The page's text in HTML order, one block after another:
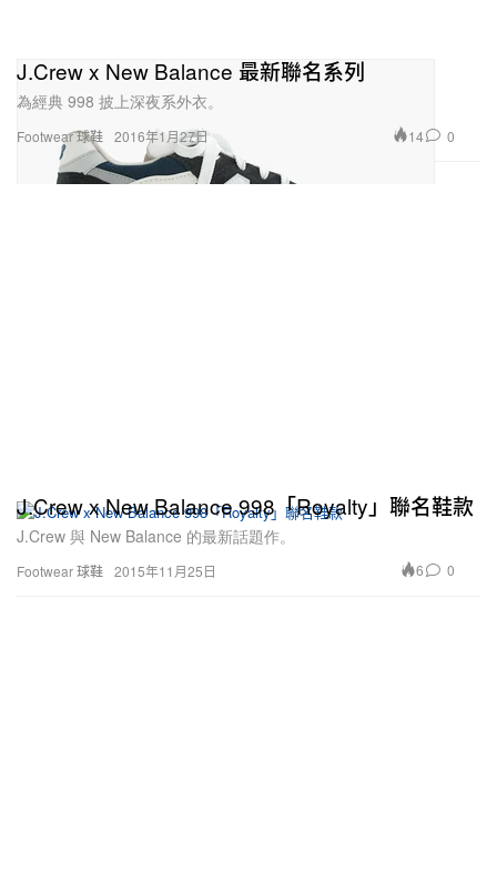
Footwear 球鞋
J.Crew x New Balance 最新聯名系列
為經典 998 披上深夜系外衣。
2016年1月27日 14 0
Footwear 球鞋
J.Crew x New Balance 998「Royalty」聯名鞋款
J.Crew 與 New Balance 的最新話題作。
2015年11月25日 6 0